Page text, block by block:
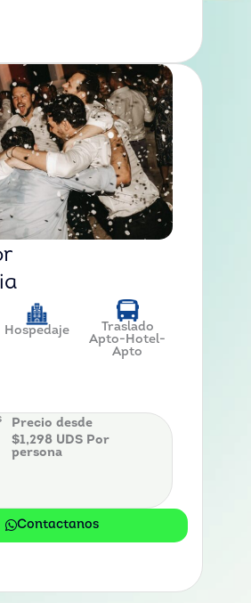
Hospedaje
Traslado
Apto-Hotel-
Apto
Precio desde
$1,298 UDS Por
persona
Contactanos